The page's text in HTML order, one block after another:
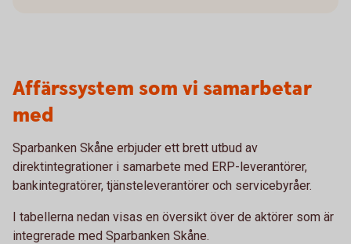
Affärssystem som vi samarbetar
med
Sparbanken Skåne erbjuder ett brett utbud av
direktintegrationer i samarbete med ERP-leverantörer,
bankintegratörer, tjänsteleverantörer och servicebyråer.
I tabellerna nedan visas en översikt över de aktörer som är
integrerade med Sparbanken Skåne.